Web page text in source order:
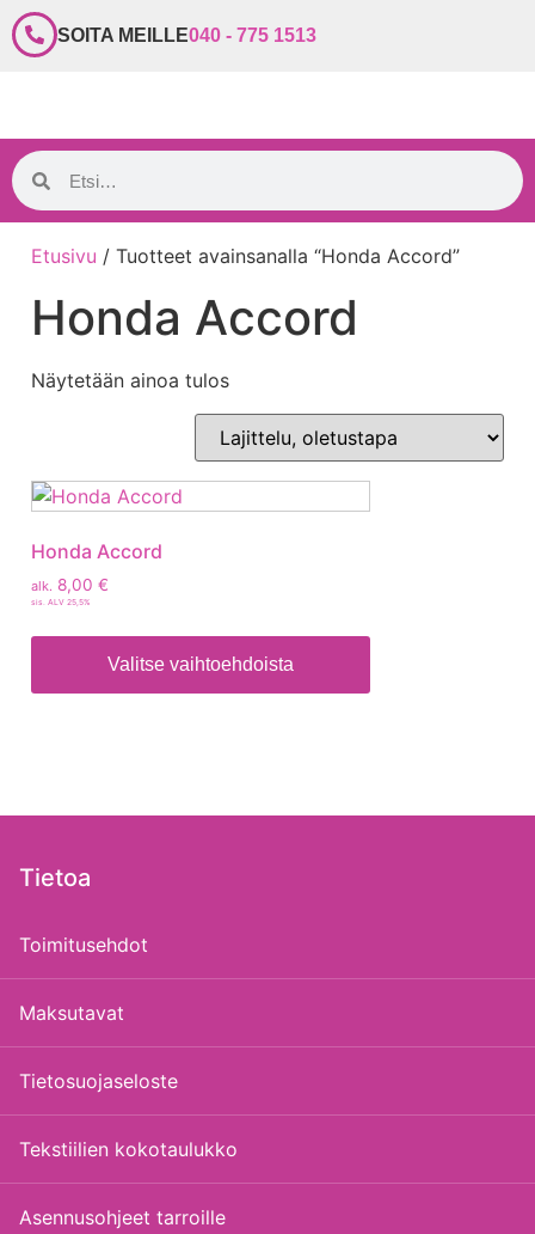
SOITA MEILLE040 - 775 1513
Etusivu / Tuotteet avainsanalla “Honda Accord”
Honda Accord
Näytetään ainoa tulos
Honda Accord
alk. 8,00 €
sis. ALV 25,5%
Valitse vaihtoehdoista
Tietoa
Toimitusehdot
Maksutavat
Tietosuojaseloste
Tekstiilien kokotaulukko
Asennusohjeet tarroille